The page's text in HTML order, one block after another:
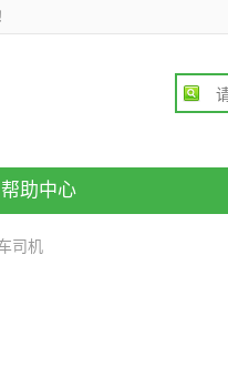
帮助中心
司机